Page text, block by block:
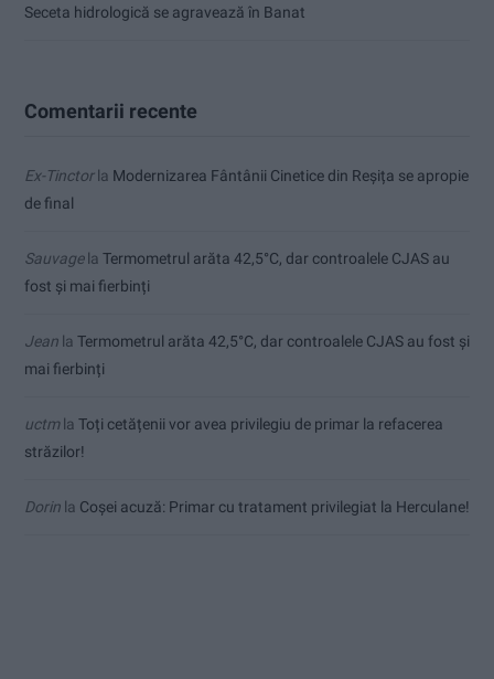
Seceta hidrologică se agravează în Banat
Comentarii recente
Ex-Tinctorla Modernizarea Fântânii Cinetice din Reșița se apropie
de final
Sauvagela Termometrul arăta 42,5°C, dar controalele CJAS au
fost și mai fierbinți
Jean la Termometrul arăta 42,5°C, dar controalele CJAS au fost și
mai fierbinți
uctmla Toți cetățenii vor avea privilegiu de primar la refacerea
străzilor!
Dorin la Coșei acuză: Primar cu tratament privilegiat la Herculane!